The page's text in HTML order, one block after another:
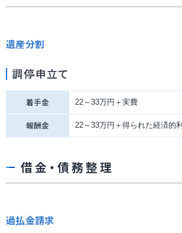
遺産分割
調停申立て
着手金 22～33万円＋実費
報酬金 22～33万円＋得られた経済的
借金・債務整理
過払金請求